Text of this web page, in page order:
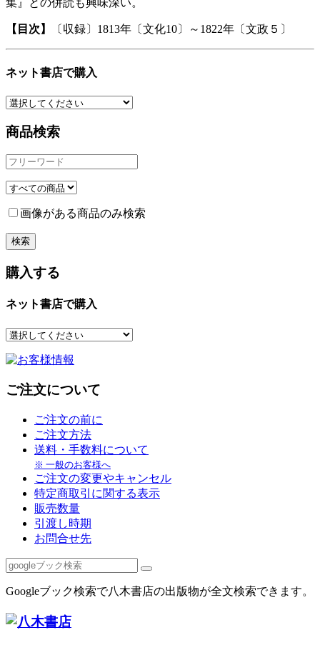
集』との併読も興味深い。
【目次】 〔収録〕1813年〔文化10〕～1822年〔文政５〕
ネット書店で購入
商品検索
画像がある商品のみ検索
購入する
ネット書店で購入
ご注文について
ご注文の前に
ご注文方法
送料・手数料について
※ 一般のお客様へ
ご注文の変更やキャンセル
特定商取引に関する表示
販売数量
引渡し時期
お問合せ先
Googleブック検索で八木書店の出版物が全文検索できます。